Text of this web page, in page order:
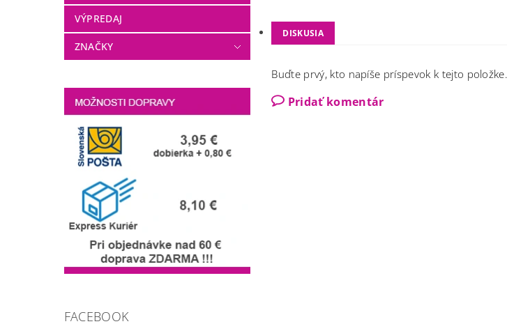
VÝPREDAJ
ZNAČKY
FACEBOOK
DISKUSIA
Buďte prvý, kto napíše príspevok k tejto položke.
Pridať komentár